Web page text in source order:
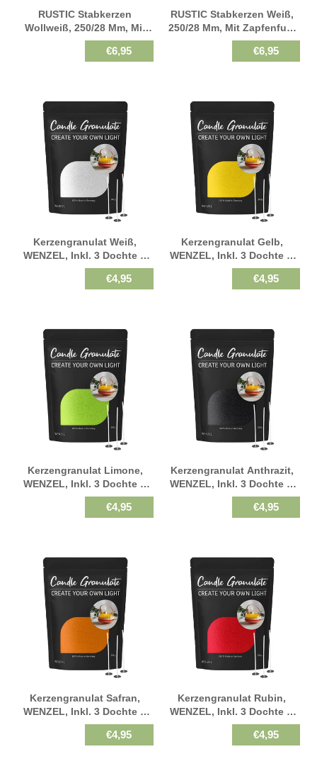
RUSTIC Stabkerzen
Wollweiß, 250/28 Mm, Mit
Zapfenfuß, WENZEL,
Brenndauer 21h, 4 St.
€6,95
RUSTIC Stabkerzen Weiß,
250/28 Mm, Mit Zapfenfuß,
WENZEL, Brenndauer 21h, 4
€6,95
Kerzengranulat Weiß,
WENZEL, Inkl. 3 Dochte &
Halter, 300 G
€4,95
Kerzengranulat Gelb,
WENZEL, Inkl. 3 Dochte &
Halter, 300 G
€4,95
Kerzengranulat Limone,
WENZEL, Inkl. 3 Dochte &
Halter, 300 G
€4,95
Kerzengranulat Anthrazit,
WENZEL, Inkl. 3 Dochte &
Halter, 300 G
€4,95
Kerzengranulat Safran,
WENZEL, Inkl. 3 Dochte &
Halter, 300 G
€4,95
Kerzengranulat Rubin,
WENZEL, Inkl. 3 Dochte &
Halter, 300 G
€4,95